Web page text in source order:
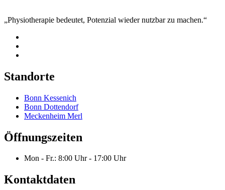
„Physiotherapie bedeutet, Potenzial wieder nutzbar zu machen.“
Standorte
Bonn Kessenich
Bonn Dottendorf
Meckenheim Merl
Öffnungszeiten
Mon - Fr.: 8:00 Uhr - 17:00 Uhr
Kontaktdaten